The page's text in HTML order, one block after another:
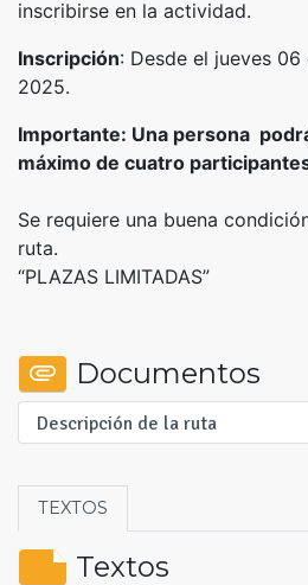
inscribirse en la actividad.
Inscripción: Desde el jueves
2025.
Importante: Una persona
máximo de cuatro
Se requiere una buena
ruta.
“PLAZAS LIMITADAS”
Documentos
Descripción de la ruta
TEXTOS
Textos